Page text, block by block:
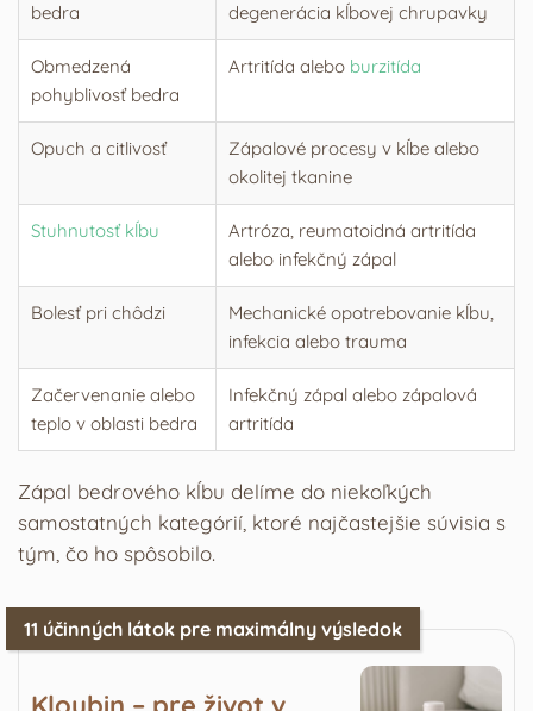
bedra
degenerácia kĺbovej chrupavky
Obmedzená
pohyblivosť bedra
Artritída alebo burzitída
Opuch a citlivosť
Zápalové procesy v kĺbe alebo
okolitej tkanine
Stuhnutosť kĺbu
Artróza, reumatoidná artritída
alebo infekčný zápal
Bolesť pri chôdzi
Mechanické opotrebovanie kĺbu,
infekcia alebo trauma
Začervenanie alebo
teplo v oblasti bedra
Infekčný zápal alebo zápalová
artritída
Zápal bedrového kĺbu delíme do niekoľkých
samostatných kategórií, ktoré najčastejšie súvisia s
tým, čo ho spôsobilo.
11 účinných látok pre maximálny výsledok